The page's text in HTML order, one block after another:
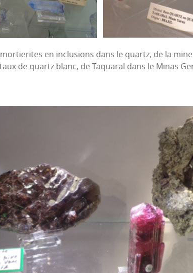
en inclusions dans le quartz, de la
de quartz blanc, de Taquaral dans le Minas